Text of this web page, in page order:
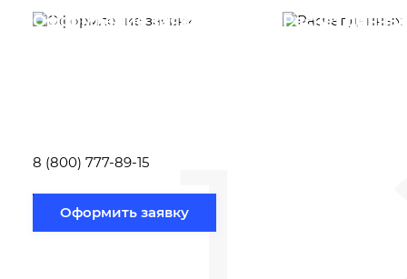
1
Оформление заявки
8 (800) 777-89-15
Оформить заявку
Расчет